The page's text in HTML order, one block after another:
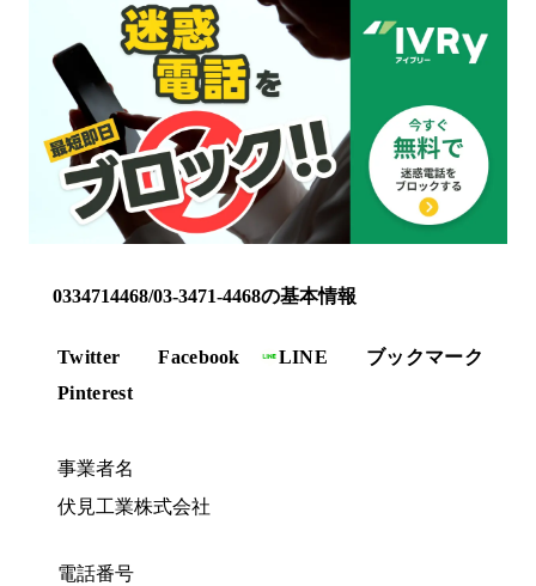
0334714468/03-3471-4468の基本情報
Twitter Facebook LINE
ブックマーク
Pinterest
事業者名
伏見工業株式会社
電話番号